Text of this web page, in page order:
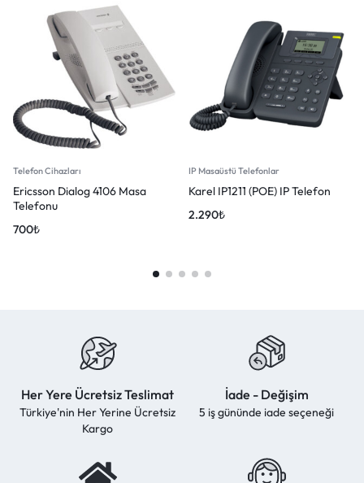
Telefon Cihazları
Ericsson Dialog 4106 Masa
Telefonu
700₺
IP Masaüstü Telefonlar
Karel IP1211 (POE) IP Telefon
2.290₺
Her Yere Ücretsiz Teslimat
Türkiye'nin Her Yerine Ücretsiz
Kargo
İade - Değişim
5 iş gününde iade seçeneği